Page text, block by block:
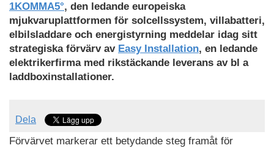
1KOMMA5°, den ledande europeiska
mjukvaruplattformen för solcellssystem, villabatteri,
elbilsladdare och energistyrning meddelar idag sitt
strategiska förvärv av Easy Installation, en ledande
elektrikerfirma med rikstäckande leverans av bl a
laddboxinstallationer.
Dela
Förvärvet markerar ett betydande steg framåt för